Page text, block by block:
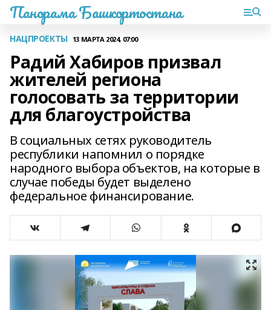
Панорама Башкортостана
НАЦПРОЕКТЫ 13 МАРТА 2024, 07:00
Радий Хабиров призвал
жителей региона
голосовать за территории
для благоустройства
В социальных сетях руководитель
республики напомнил о порядке
народного выбора объектов, на которые в
случае победы будет выделено
федеральное финансирование.